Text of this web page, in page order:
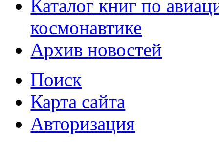
Каталог книг по
космонавтике
Архив новостей
Поиск
Карта сайта
Авторизация